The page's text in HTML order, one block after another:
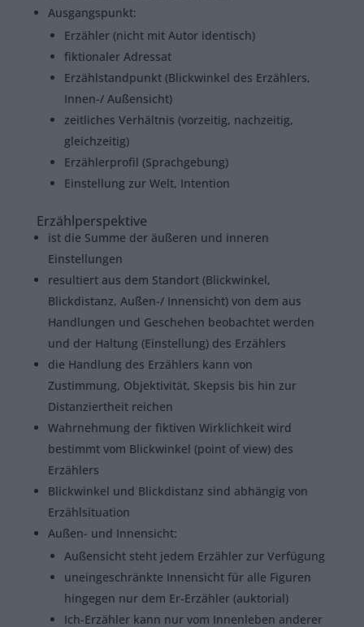
Ausgangspunkt:
Erzähler (nicht mit Autor identisch)
fiktionaler Adressat
Erzählstandpunkt (Blickwinkel des Erzählers,
Innen-/ Außensicht)
zeitliches Verhältnis (vorzeitig, nachzeitig,
gleichzeitig)
Erzählerprofil (Sprachgebung)
Einstellung zur Welt, Intention
Erzählperspektive
ist die Summe der äußeren und inneren
Einstellungen
resultiert aus dem Standort (Blickwinkel,
Blickdistanz, Außen-/ Innensicht) von dem aus
Handlungen und Geschehen beobachtet werden
und der Haltung (Einstellung) des Erzählers
die Handlung des Erzählers kann von
Zustimmung, Objektivität, Skepsis bis hin zur
Distanziertheit reichen
Wahrnehmung der fiktiven Wirklichkeit wird
bestimmt vom Blickwinkel (point of view) des
Erzählers
Blickwinkel und Blickdistanz sind abhängig von
Erzählsituation
Außen- und Innensicht:
Außensicht steht jedem Erzähler zur Verfügung
uneingeschränkte Innensicht für alle Figuren
hingegen nur dem Er-Erzähler (auktorial)
Ich-Erzähler kann nur vom Innenleben anderer